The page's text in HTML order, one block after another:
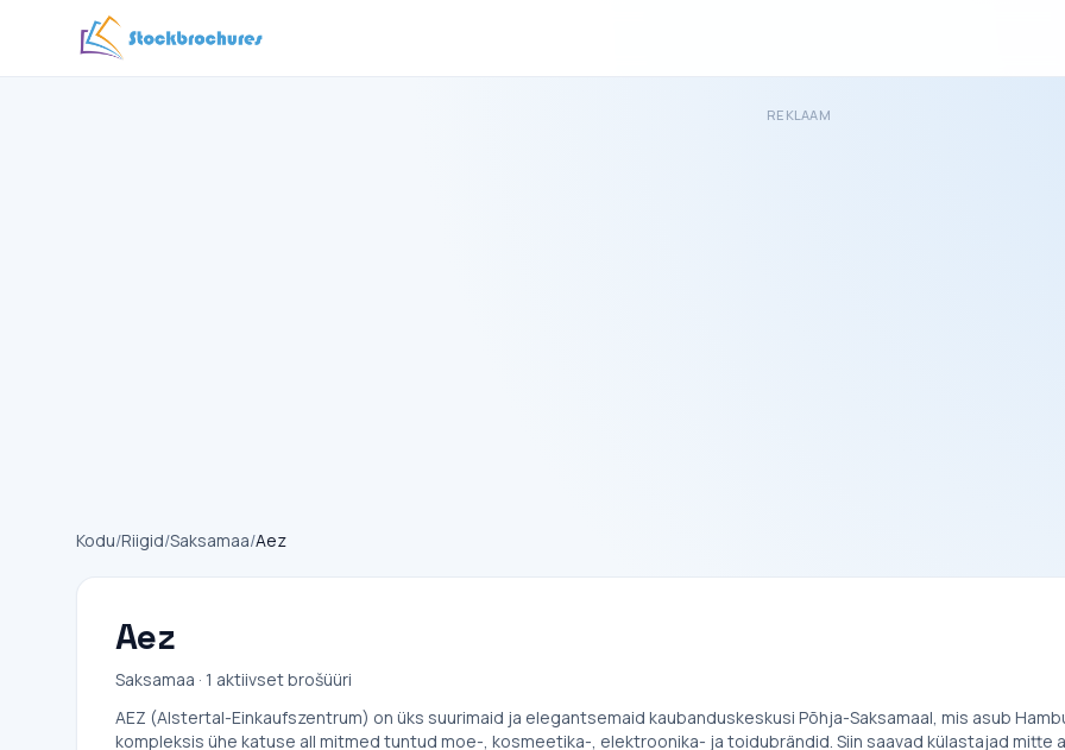
REKLAAM
Kodu/Riigid/Saksamaa/Aez
Aez
Saksamaa · 1 aktiivset brošüüri
AEZ (Alstertal-Einkaufszentrum) on üks suurimaid ja elegantsemaid kaubanduskeskusi Põhja-Saksamaal, mis asub
kompleksis ühe katuse all mitmed tuntud moe-, kosmeetika-, elektroonika- ja toidubrändid. Siin saavad külastajad